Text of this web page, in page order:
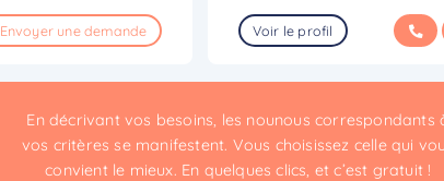
Envoyer une demande Voir le profil
En décrivant vos besoins, les nounous correspondants
vos critères se manifestent. Vous choisissez celle qui
convient le mieux. En quelques clics, et c’est gratuit !